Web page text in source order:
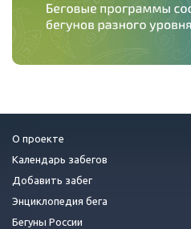
О проекте
Календарь забегов
Добавить забег
Энциклопедия бега
Бегуны России